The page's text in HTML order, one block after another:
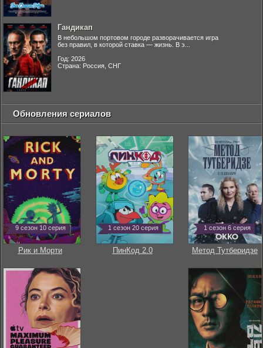
Гандикап
В небольшом портовом городе разворачивается игра
без правил, в которой ставка — жизнь. В э...
Год: 2026
Страна: Россия, СНГ
Обновления сериалов
9 сезон 10 серия
Рик и Морти
1 сезон 20 серия
ПинКод 2.0
1 сезон 6 серия
Метод Тутберидзе